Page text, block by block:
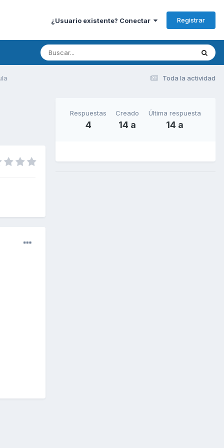
¿Usuario existente? Conectar Registrar
Toda la actividad
Respuestas
4
Creado
14 a
Última respuesta
14 a